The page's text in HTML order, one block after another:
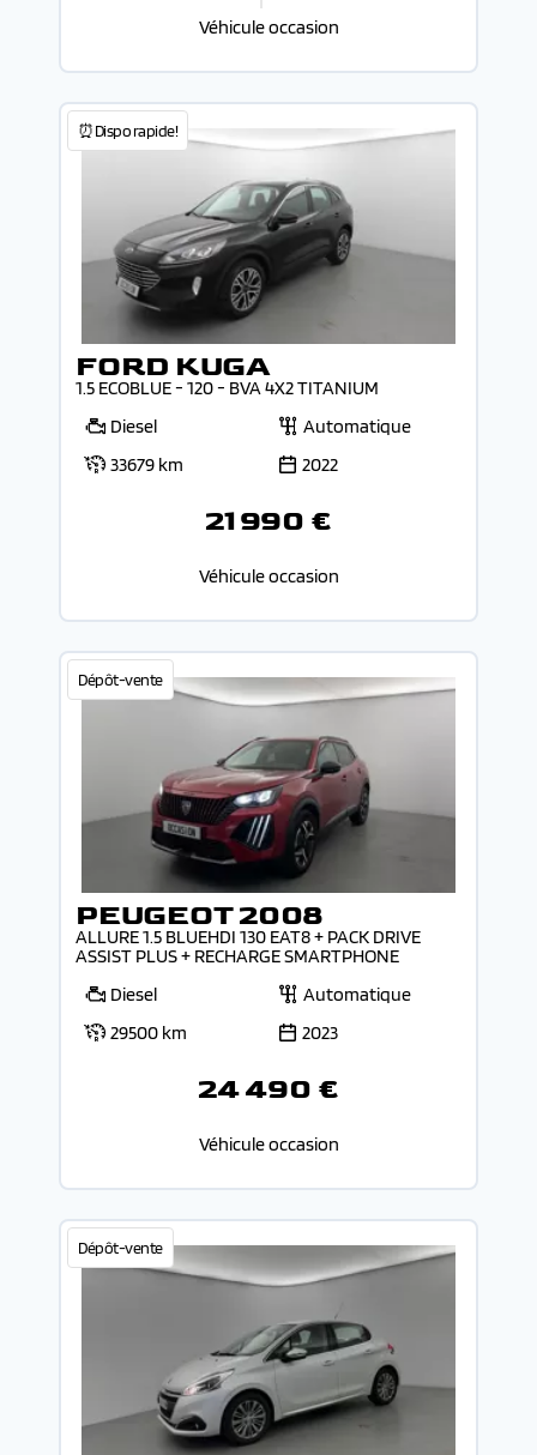
Véhicule occasion
⏰Dispo rapide!
FORD KUGA
1.5 ECOBLUE - 120 - BVA 4X2 TITANIUM
Diesel
Automatique
33679 km
2022
21 990 €
Véhicule occasion
Dépôt-vente
PEUGEOT 2008
ALLURE 1.5 BLUEHDI 130 EAT8 + PACK DRIVE
ASSIST PLUS + RECHARGE SMARTPHONE
Diesel
Automatique
29500 km
2023
24 490 €
Véhicule occasion
Dépôt-vente